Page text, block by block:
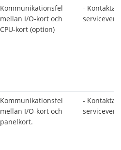
Kommunikationsfel
mellan I/O-kort och
CPU-kort (option)
- Kontakta
Kommunikationsfel
mellan I/O-kort och
panelkort.
- Kontakta